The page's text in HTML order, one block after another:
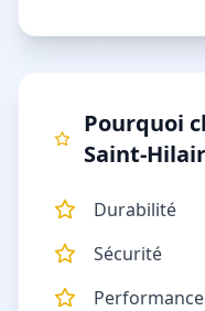
Pourquoi
Saint-
Durabilité
Sécurité